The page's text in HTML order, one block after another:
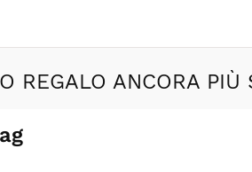
REGALO ANCORA